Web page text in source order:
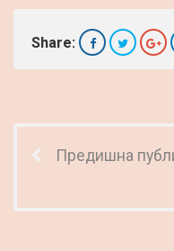
Share:
Предишна